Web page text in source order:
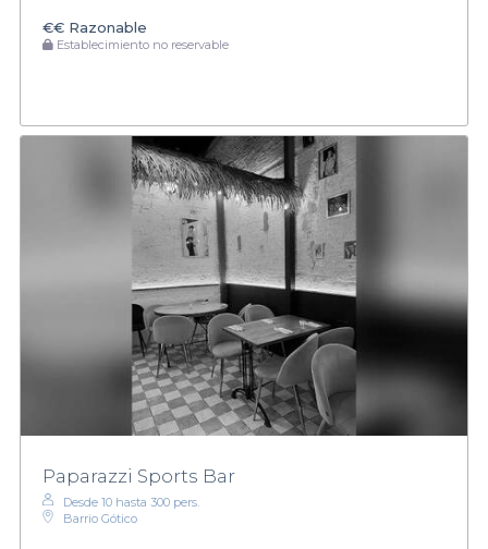
€€ Razonable
Establecimiento no reservable
Paparazzi Sports Bar
Desde 10 hasta 300 pers.
Barrio Gótico